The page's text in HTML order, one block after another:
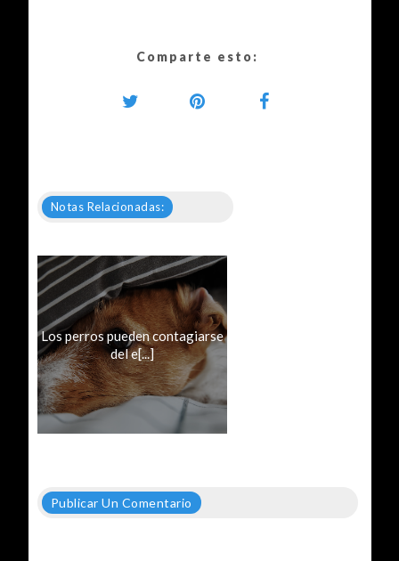
Comparte esto:
Notas Relacionadas:
Los perros pueden contagiarse
del e[...]
Publicar Un Comentario